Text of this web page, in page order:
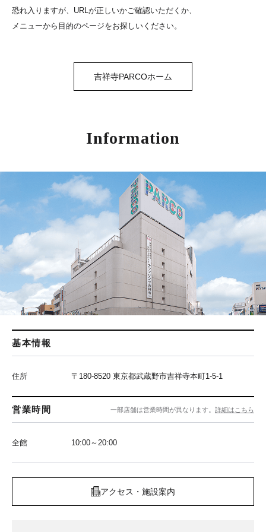
恐れ入りますが、URLが正しいかご確認いただくか、
メニューから目的のページをお探しいください。
吉祥寺PARCOホーム
Information
基本情報
住所 〒180-8520 東京都武蔵野市吉祥寺本町1-5-1
営業時間 一部店舗は営業時間が異なります。 詳細はこちら
全館 10:00～20:00
アクセス・施設案内